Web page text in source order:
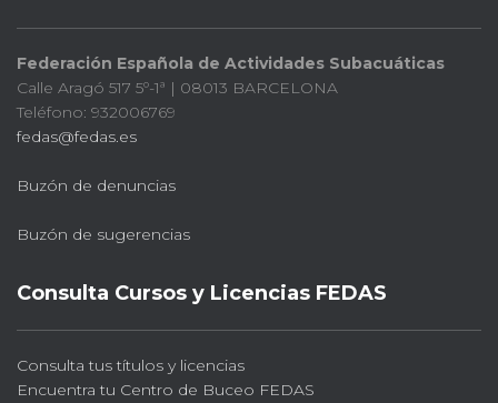
Federación Española de Actividades Subacuáticas
Calle Aragó 517 5º-1ª | 08013 BARCELONA
Teléfono: 932006769
fedas@fedas.es
Buzón de denuncias
Buzón de sugerencias
Consulta Cursos y Licencias FEDAS
Consulta tus títulos y licencias
Encuentra tu Centro de Buceo FEDAS